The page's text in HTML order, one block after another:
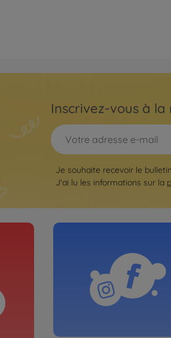
Inscrivez-vous à la
Je souhaite recevoir le
J'ai lu les informations sur la